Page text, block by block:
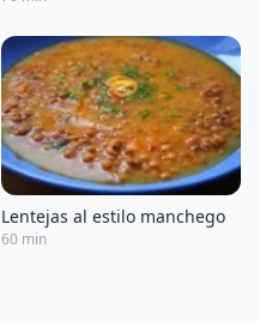
Lentejas al estilo manchego
60 min